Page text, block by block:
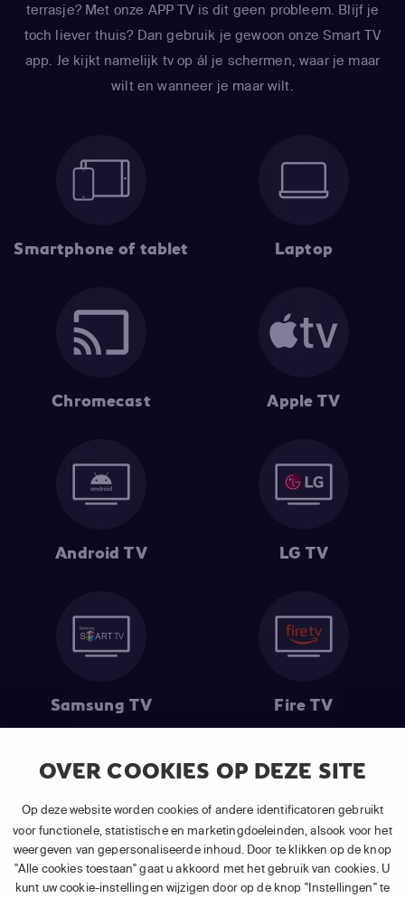
OVER COOKIES OP DEZE SITE
Op deze website worden cookies of andere identificatoren gebruikt
voor functionele, statistische en marketingdoeleinden, alsook voor het
weergeven van gepersonaliseerde inhoud. Door te klikken op de knop
"Alle cookies toestaan" gaat u akkoord met het gebruik van cookies. U
kunt uw cookie-instellingen wijzigen door op de knop "Instellingen" te
terrasje? Met onze APP TV is dit geen probleem. Blijf je
toch liever thuis? Dan gebruik je gewoon onze Smart TV
app. Je kijkt namelijk tv op ál je schermen, waar je maar
wilt en wanneer je maar wilt.
Smartphone of tablet Laptop
Chromecast Apple TV
Android TV LG TV
Samsung TV Fire TV
(1) De eerste 30 dagen gratis: Geldig op alle nieuwe abonnementen
van APP TV Light, Basic of Plus.
(2) Prijs abonnement : Incl. BTW.
(3) Restart & Replayis beschikbaar voorvolgende zendersafhankelijk
van je gekozen pakket.